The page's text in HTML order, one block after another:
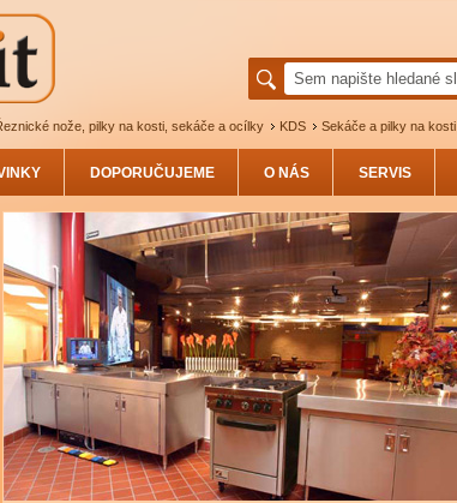
nože, pilky na kosti, sekáče a ocílky KDS Sekáče a pilky na kosti
DOPORUČUJEME O NÁS SERVIS